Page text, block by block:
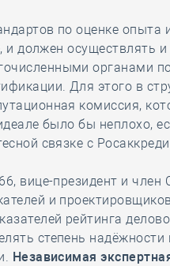
по оценке опыта
и должен осуществлять
органами
Для этого в
комиссия,
было бы неплохо,
связке с
вице-президент и член
и проектировщиков
рейтинга
степень
Независимая